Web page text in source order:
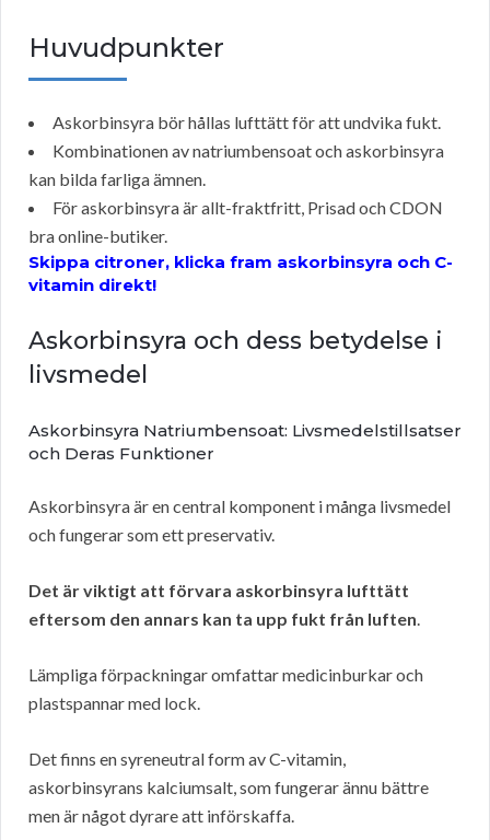
Huvudpunkter
Askorbinsyra bör hållas lufttätt för att undvika fukt.
Kombinationen av natriumbensoat och askorbinsyra
kan bilda farliga ämnen.
För askorbinsyra är allt-fraktfritt, Prisad och CDON
bra online-butiker.
Skippa citroner, klicka fram askorbinsyra och C-
vitamin direkt!
Askorbinsyra och dess betydelse i
livsmedel
Askorbinsyra Natriumbensoat: Livsmedelstillsatser
och Deras Funktioner
Askorbinsyra är en central komponent i många livsmedel
och fungerar som ett preservativ.
Det är viktigt att förvara askorbinsyra lufttätt
eftersom den annars kan ta upp fukt från luften.
Lämpliga förpackningar omfattar medicinburkar och
plastspannar med lock.
Det finns en syreneutral form av C-vitamin,
askorbinsyrans kalciumsalt, som fungerar ännu bättre
men är något dyrare att införskaffa.